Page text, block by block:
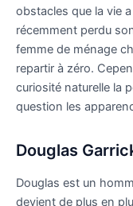
obstacles que la vie
récemment perdu
femme de ménage
repartir à zéro.
curiosité naturelle la
question les
Douglas
Douglas est un
devient de plus en